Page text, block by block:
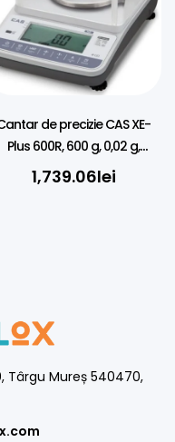
de precizie CAS XE-
Plus 600R, 600 g, 0,02 g,
Verificat metrologic
1,739.06lei
Târgu Mureș 540470,